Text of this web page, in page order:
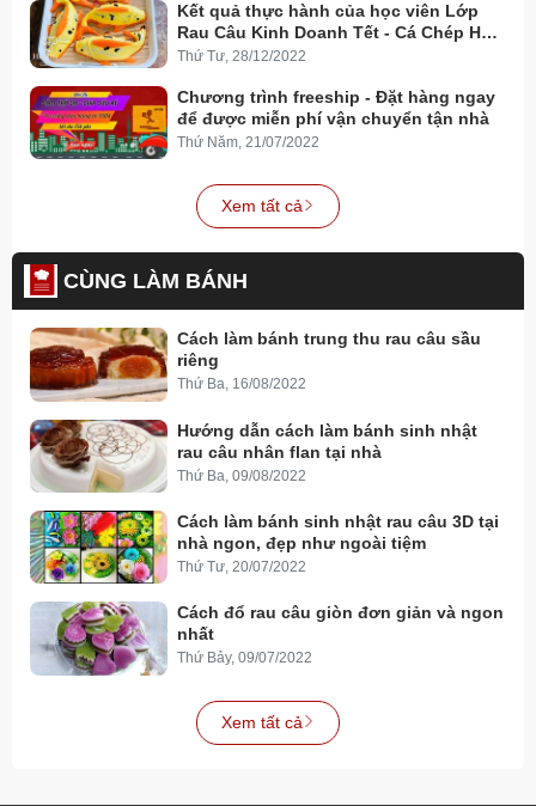
Kết quả thực hành của học viên Lớp
Rau Câu Kinh Doanh Tết - Cá Chép Hóa
Rồng
Thứ Tư, 28/12/2022
Chương trình freeship - Đặt hàng ngay
để được miễn phí vận chuyển tận nhà
Thứ Năm, 21/07/2022
Xem tất cả
CÙNG LÀM BÁNH
Cách làm bánh trung thu rau câu sầu
riêng
Thứ Ba, 16/08/2022
Hướng dẫn cách làm bánh sinh nhật
rau câu nhân flan tại nhà
Thứ Ba, 09/08/2022
Cách làm bánh sinh nhật rau câu 3D tại
nhà ngon, đẹp như ngoài tiệm
Thứ Tư, 20/07/2022
Cách đổ rau câu giòn đơn giản và ngon
nhất
Thứ Bảy, 09/07/2022
Xem tất cả